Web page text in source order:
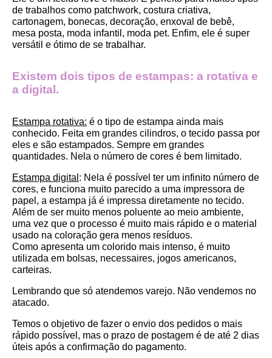
de trabalhos como patchwork, costura criativa,
cartonagem, bonecas, decoração, enxoval de bebê,
mesa posta, moda infantil, moda pet. Enfim, ele é super
versátil e ótimo de se trabalhar.
Existem dois tipos de estampas: a rotativa e
a digital.
Estampa rotativa: é o tipo de estampa ainda mais
conhecido. Feita em grandes cilindros, o tecido passa por
eles e são estampados. Sempre em grandes
quantidades. Nela o número de cores é bem limitado.
Estampa digital : Nela é possível ter um infinito número de
cores, e funciona muito parecido a uma impressora de
papel, a estampa já é impressa diretamente no tecido.
Além de ser muito menos poluente ao meio ambiente,
uma vez que o processo é muito mais rápido e o material
usado na coloração gera menos resíduos.
Como apresenta um colorido mais intenso, é muito
utilizada em bolsas, necessaires, jogos americanos,
carteiras.
Lembrando que só atendemos varejo. Não vendemos no
atacado.
Temos o objetivo de fazer o envio dos pedidos o mais
rápido possível, mas o prazo de postagem é de até 2 dias
úteis após a confirmação do pagamento.